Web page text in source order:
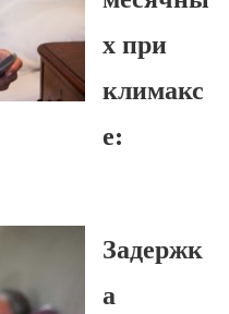
х при
климакс
е:
Задержк
а